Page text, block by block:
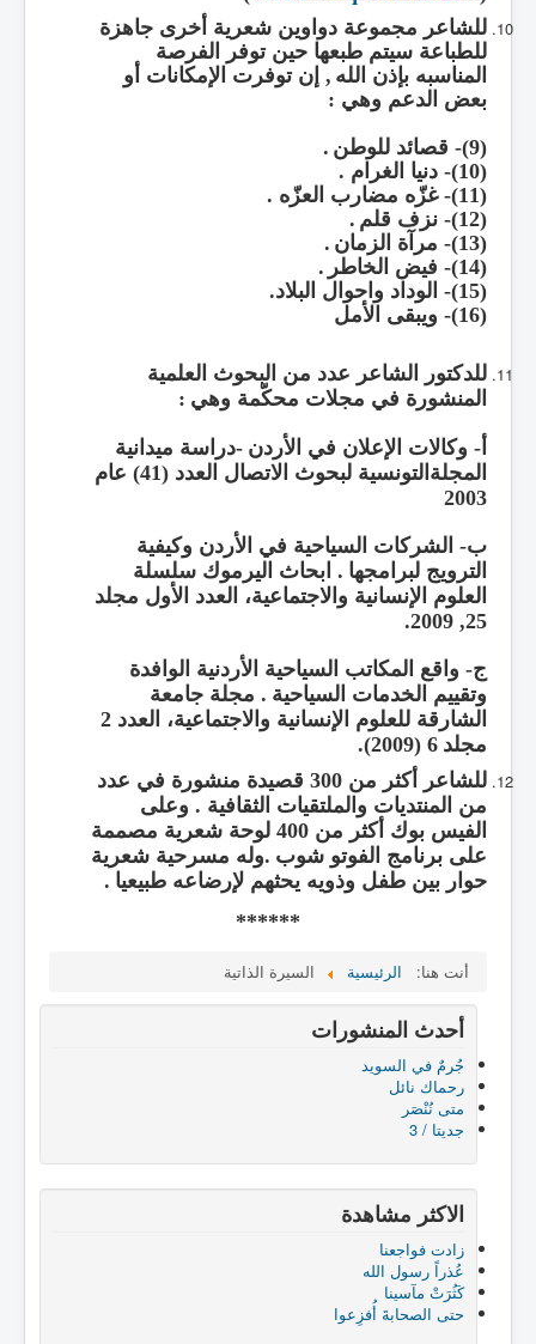
للشاعر مجموعة دواوين شعرية أخرى جاهزة
للطباعة سيتم طبعها حين توفر الفرصة
المناسبه بإذن الله , إن توفرت الإمكانات أو
بعض الدعم وهي :
(9)-
قصائد للوطن .
(10)-
دنيا الغرام .
(11)-
غزّه مضارب العزّه .
(12)-
نزف قلم .
(13)-
مرآة الزمان .
(14)-
فيض الخاطر .
(15)- الوداد واحوال البلاد.
(16)- ويبقى الأمل
للدكتور الشاعر عدد من البحوث العلمية
المنشورة في مجلات محكّمة وهي :
أ- وكالات الإعلان في الأردن -دراسة ميدانية
المجلةالتونسية لبحوث الاتصال العدد (41)
عام
2003
ب- الشركات السياحية في الأردن وكيفية
الترويج لبرامجها . ابحاث اليرموك سلسلة
العلوم الإنسانية والاجتماعية، العدد الأول مجلد
25, 2009.
ج- واقع المكاتب السياحية الأردنية الوافدة
وتقييم الخدمات السياحية . مجلة جامعة
الشارقة للعلوم الإنسانية والاجتماعية، العدد 2
مجلد 6 (2009).
للشاعر أكثر من 300 قصيدة منشورة في عدد
من المنتديات والملتقيات الثقافية . وعلى
الفيس بوك أكثر من 400 لوحة شعرية مصممة
على برنامج الفوتو شوب .وله مسرحية شعرية
حوار بين طفل وذويه يحثهم لإرضاعه طبيعيا .
******
أنت هنا: الرئيسية السيرة الذاتية
أحدث المنشورات
جُرمٌ في السويد
رحماك نائل
متى نُنْصَر
جديتا / 3
الاكثر مشاهدة
زادت فواجعنا
عُذراً رسول الله
كَثُرَتْ مآسينا
حتى الصحابةَ أُفزِعوا